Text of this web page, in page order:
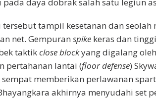
tampil kesetanan dan seolah
net. Gempuran spike keras dan
taktikclose blockyang digalang
pertahanan lantai (floor defense)
sempat memberikan perlawanan
akhirnya menyudahi set